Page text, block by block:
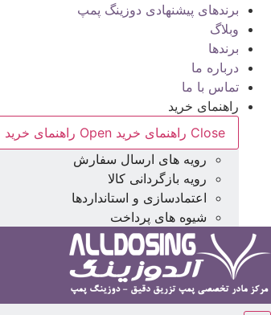
برندهای پیشنهادی دوزینگ پمپ
وبلاگ
برندها
درباره ما
تماس با ما
راهنمای خرید
Close راهنمای خرید
Open راهنمای خرید
رویه های ارسال سفارش
رویه بازگردانی کالا
اعتمادسازی و استانداردها
شیوه های پرداخت